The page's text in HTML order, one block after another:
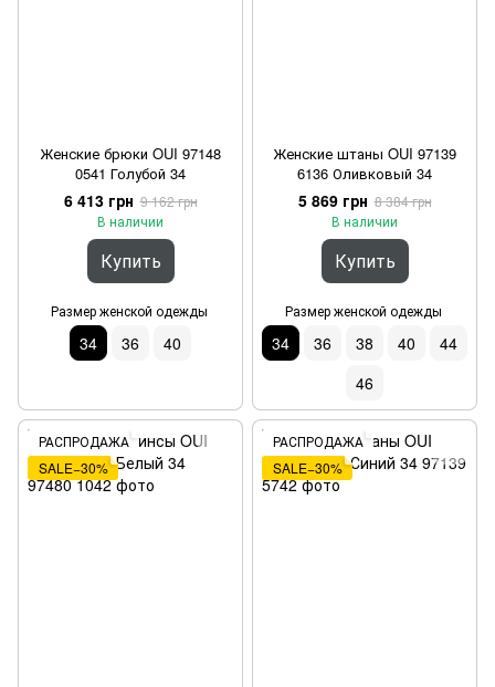
Женские брюки OUI 97148
0541 Голубой 34
6 413 грн 9 162 грн
В наличии
Купить
Размер женской одежды
34 36 40
Женские штаны OUI 97139
6136 Оливковый 34
5 869 грн 8 384 грн
В наличии
Купить
Размер женской одежды
34 36 38 40
44
46
РАСПРОДАЖА
SALE−30%
РАСПРОДАЖА
SALE−30%